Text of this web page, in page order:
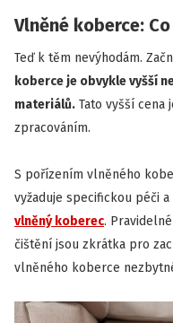
Vlněné koberce:
Teď k těm nevýhodám.
koberce je obvykle vyšší
materiálů. Tato vyšší cena
zpracováním.
S pořízením vlněného
vyžaduje specifickou péči a
vlněný koberec.
čištění jsou zkrátka pro
vlněného koberce